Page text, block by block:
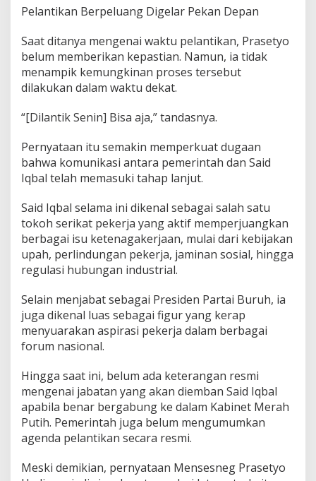
Pelantikan Berpeluang Digelar Pekan Depan
Saat ditanya mengenai waktu pelantikan, Prasetyo
belum memberikan kepastian. Namun, ia tidak
menampik kemungkinan proses tersebut
dilakukan dalam waktu dekat.
“[Dilantik Senin] Bisa aja,” tandasnya.
Pernyataan itu semakin memperkuat dugaan
bahwa komunikasi antara pemerintah dan Said
Iqbal telah memasuki tahap lanjut.
Said Iqbal selama ini dikenal sebagai salah satu
tokoh serikat pekerja yang aktif memperjuangkan
berbagai isu ketenagakerjaan, mulai dari kebijakan
upah, perlindungan pekerja, jaminan sosial, hingga
regulasi hubungan industrial.
Selain menjabat sebagai Presiden Partai Buruh, ia
juga dikenal luas sebagai figur yang kerap
menyuarakan aspirasi pekerja dalam berbagai
forum nasional.
Hingga saat ini, belum ada keterangan resmi
mengenai jabatan yang akan diemban Said Iqbal
apabila benar bergabung ke dalam Kabinet Merah
Putih. Pemerintah juga belum mengumumkan
agenda pelantikan secara resmi.
Meski demikian, pernyataan Mensesneg Prasetyo